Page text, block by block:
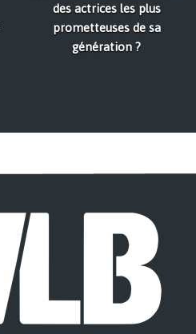
des actrices les plus
prometteuses de sa
génération ?